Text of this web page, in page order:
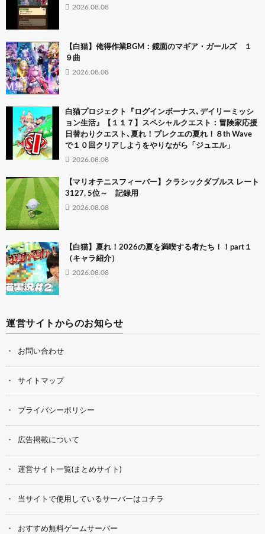
2026.08.08
【白猫】俺得作業BGM：鏡面のマギア・ガールズ １
９曲
2026.08.08
白猫プロジェクト『ログインボーナス､デイリーミッシ
ョン生活』【１１７】スペシャルクエスト：冒険家応援
日替わりクエスト､夏れ！プレクエの夏れ！８th Wave
で１０回クリアしようをやりながら「ジュエル」
2026.08.08
【マリオテニスフィーバー】クラシックダブルス レート
3127, 5位～ 記録用
2026.08.08
【白猫】夏れ！2026の夏を満喫する者たち！！part１
（キャラ紹介）
2026.08.08
運営サイトからのお知らせ
お問い合わせ
サイトマップ
プライバシーポリシー
広告掲載について
運営サイト一覧(まとめサイト)
当サイトで使用しているサーバーはコチラ
おすすめ無料ゲームサーバー